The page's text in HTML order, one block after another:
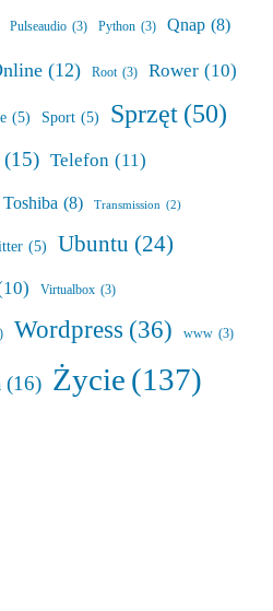
Pulseaudio (3) Python (3) Qnap (8)
(12) Root (3) Rower (10)
(5) Sport (5) Sprzęt(50)
(15) Telefon (11)
Toshiba (8) Transmission (2)
(5) Ubuntu (24)
Virtualbox (3)
Wordpress (36) www (3)
(16) Życie(137)